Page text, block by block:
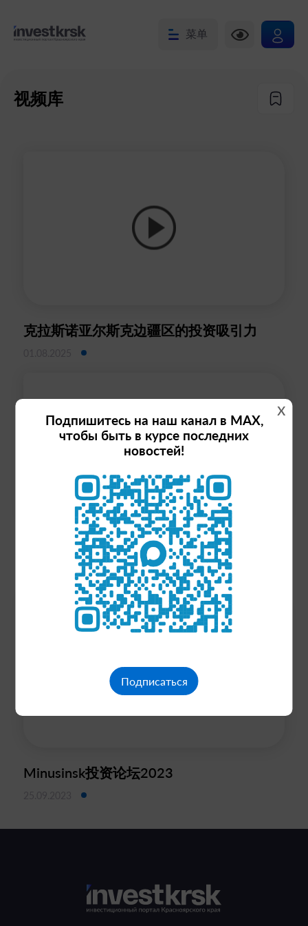
菜单
视频库
克拉斯诺亚尔斯克边疆区的投资吸引力
克拉斯诺亚尔斯克边疆区的投资潜力
Minusinsk投资论坛2023
Подпишитесь на наш канал в MAX,
чтобы быть в курсе последних
новостей!
Подписаться
x